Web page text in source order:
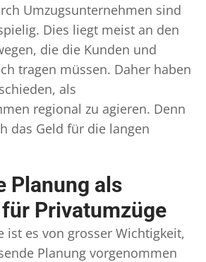
Umzugsunternehmen sind
Dies liegt meist an den
die die Kunden und
tragen müssen. Daher haben
als
regional zu agieren. Denn
das Geld für die langen
Planung als
Privatumzüge
ist es von grosser Wichtigkeit,
Planung vorgenommen